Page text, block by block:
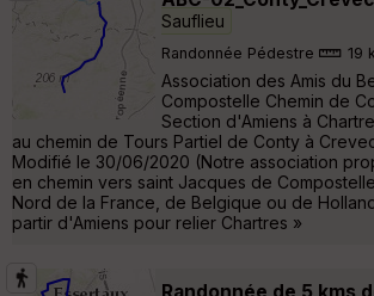
Sauflieu
Randonnée Pédestre 19
Association des Amis du
Compostelle Chemin de
Section d'Amiens à
au chemin de Tours Partiel de Conty à
Modifié le 30/06/2020 (Notre association
en chemin vers saint Jacques de
Nord de la France, de Belgique ou de
partir d'Amiens pour relier Chartres »
Randonnée de 5 kms